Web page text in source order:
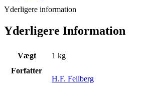
Yderligere information
Yderligere Information
Vægt
1 kg
Forfatter
H.F. Feilberg